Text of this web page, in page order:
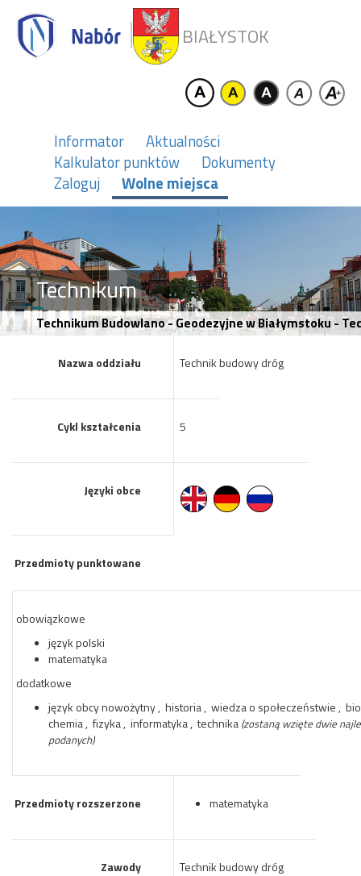
BIAŁYSTOK
Informator
Aktualności
Kalkulator punktów
Dokumenty
Zaloguj
Wolne miejsca
Technikum
Technikum Budowlano - Geodezyjne w Białymstoku -
Nazwa oddziału Technik budowy dróg
Cykl kształcenia 5
Języki obce
Przedmioty punktowane
obowiązkowe
język polski
matematyka
dodatkowe
język obcy nowożytny , historia , wiedza o społeczeństwie ,
chemia , fizyka , informatyka , technika (zostaną wzięte dwie
podanych)
Przedmioty rozszerzone matematyka
Zawody Technik budowy dróg